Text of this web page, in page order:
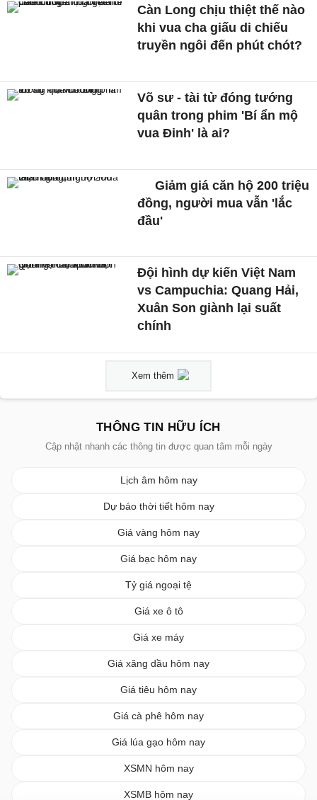
Càn Long chịu thiệt thế nào
khi vua cha giấu di chiếu
truyền ngôi đến phút chót?
Võ sư - tài tử đóng tướng
quân trong phim 'Bí ẩn mộ
vua Đinh' là ai?
Giảm giá căn hộ 200 triệu
đồng, người mua vẫn 'lắc
đầu'
Đội hình dự kiến Việt Nam
vs Campuchia: Quang Hải,
Xuân Son giành lại suất
chính
Xem thêm
THÔNG TIN HỮU ÍCH
Cập nhật nhanh các thông tin được quan tâm mỗi ngày
Lịch âm hôm nay
Dự báo thời tiết hôm nay
Giá vàng hôm nay
Giá bạc hôm nay
Tỷ giá ngoại tệ
Giá xe ô tô
Giá xe máy
Giá xăng dầu hôm nay
Giá tiêu hôm nay
Giá cà phê hôm nay
Giá lúa gạo hôm nay
XSMN hôm nay
XSMB hôm nay